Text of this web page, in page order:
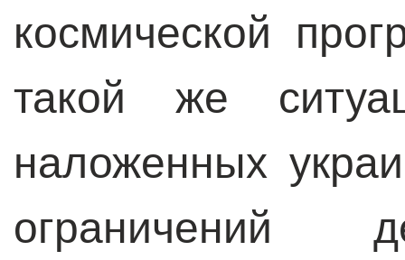
космической
такой же
наложенных
ограничений